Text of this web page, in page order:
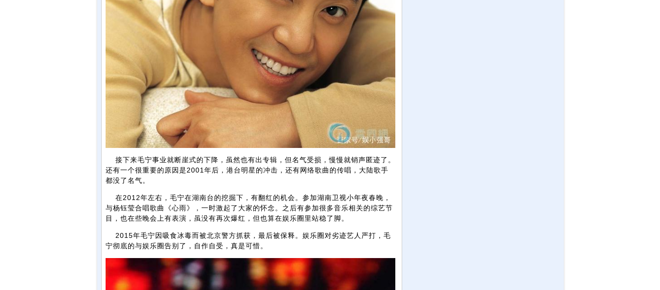
接下来毛宁事业就断崖式的下降，虽然也有出专辑，但名气受损，慢慢就销声匿迹了。
还有一个很重要的原因是2001年后，港台明星的冲击，还有网络歌曲的传唱，大陆歌手
都没了名气。
在2012年左右，毛宁在湖南台的挖掘下，有翻红的机会。参加湖南卫视小年夜春晚，
与杨钰莹合唱歌曲《心雨》，一时激起了大家的怀念。之后有参加很多音乐相关的综艺节
目，也在些晚会上有表演，虽没有再次爆红，但也算在娱乐圈里站稳了脚。
2015年毛宁因吸食冰毒而被北京警方抓获，最后被保释。娱乐圈对劣迹艺人严打，毛
宁彻底的与娱乐圈告别了，自作自受，真是可惜。